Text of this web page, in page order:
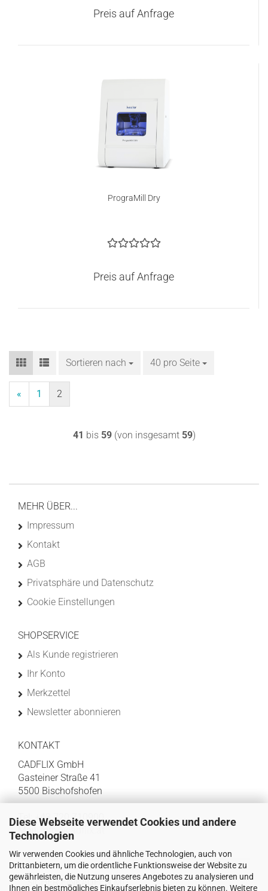
Diese Webseite verwendet Cookies und andere
Technologien
Wir verwenden Cookies und ähnliche Technologien, auch von
Drittanbietern, um die ordentliche Funktionsweise der Website zu
gewährleisten, die Nutzung unseres Angebotes zu analysieren und
Ihnen ein bestmögliches Einkaufserlebnis bieten zu können. Weitere
Preis auf Anfrage
PrograMill Dry
Preis auf Anfrage
Sortieren nach
Sortieren nach 40 pro Seite
pro Seite
« 1 2
41 bis 59(von insgesamt 59)
MEHR ÜBER...
Impressum
Kontakt
AGB
Privatsphäre und Datenschutz
Cookie Einstellungen
SHOPSERVICE
Als Kunde registrieren
Ihr Konto
Merkzettel
Newsletter abonnieren
KONTAKT
CADFLIX GmbH
Gasteiner Straße 41
5500 Bischofshofen
Tel: +43 720 710900
Mail:
info@cadflix.at
SICHER EINKAUFEN MIT